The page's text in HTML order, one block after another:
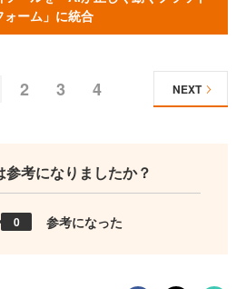
ォーム」に統合
2 3 4 NEXT
参考になりましたか？
0 参考になった